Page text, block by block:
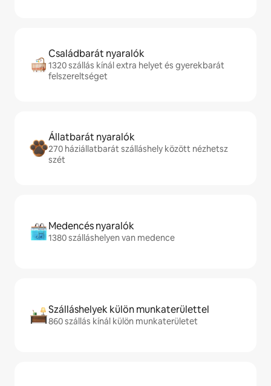
Családbarát nyaralók
1320 szállás kínál extra helyet és gyerekbarát
felszereltséget
Állatbarát nyaralók
270 háziállatbarát szálláshely között nézhetsz
szét
Medencés nyaralók
1380 szálláshelyen van medence
Szálláshelyek külön munkaterülettel
860 szállás kínál külön munkaterületet